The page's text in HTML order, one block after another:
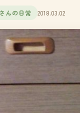
んの日常 2018.03.02